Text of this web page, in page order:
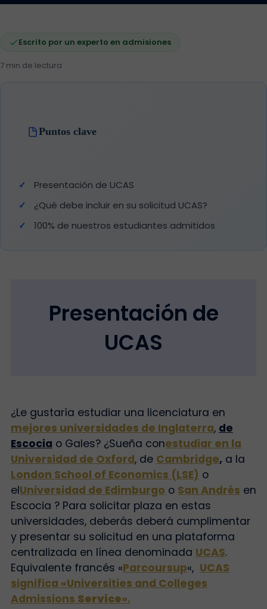
Escrito por un experto en admisiones
7 min de lectura
Puntos clave
Presentación de UCAS
¿Qué debe incluir en su solicitud UCAS?
100% de nuestros estudiantes admitidos
Presentación de
UCAS
¿Le gustaría estudiar una licenciatura en
mejores universidades de Inglaterra, de
Escocia o Gales? ¿Sueña conestudiar en la
Universidad de Oxford, de Cambridge, a la
London School of Economics (LSE) o
elUniversidad de Edimburgo o San Andrés en
Escocia ? Para solicitar plaza en estas
universidades, deberás deberá cumplimentar
y presentar su solicitud en una plataforma
centralizada en línea denominada UCAS.
Equivalente francés «Parcoursup«, UCAS
significa «Universities and Colleges
Admissions Service».